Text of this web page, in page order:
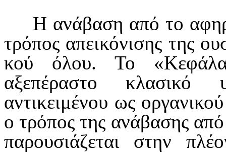
Η ανάβαση από το
τρόπος απεικόνισης της
κού όλου. Το
αξεπέραστο κλασικό
αντικειμένου ως
ο τρόπος της ανάβα­σης
παρουσιάζεται στην